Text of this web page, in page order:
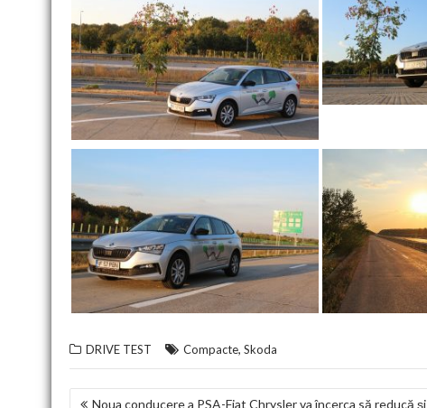
DRIVE TEST Compacte, Skoda
NAVIGARE
Noua conducere a PSA-Fiat Chrysler va încerca să reducă şi